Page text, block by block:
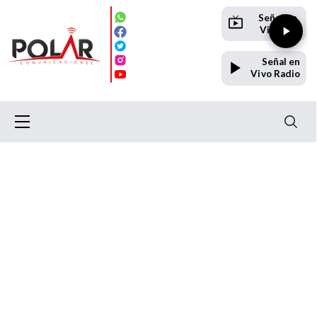
Señal en
Vivo TV
Señal en
Vivo Radio